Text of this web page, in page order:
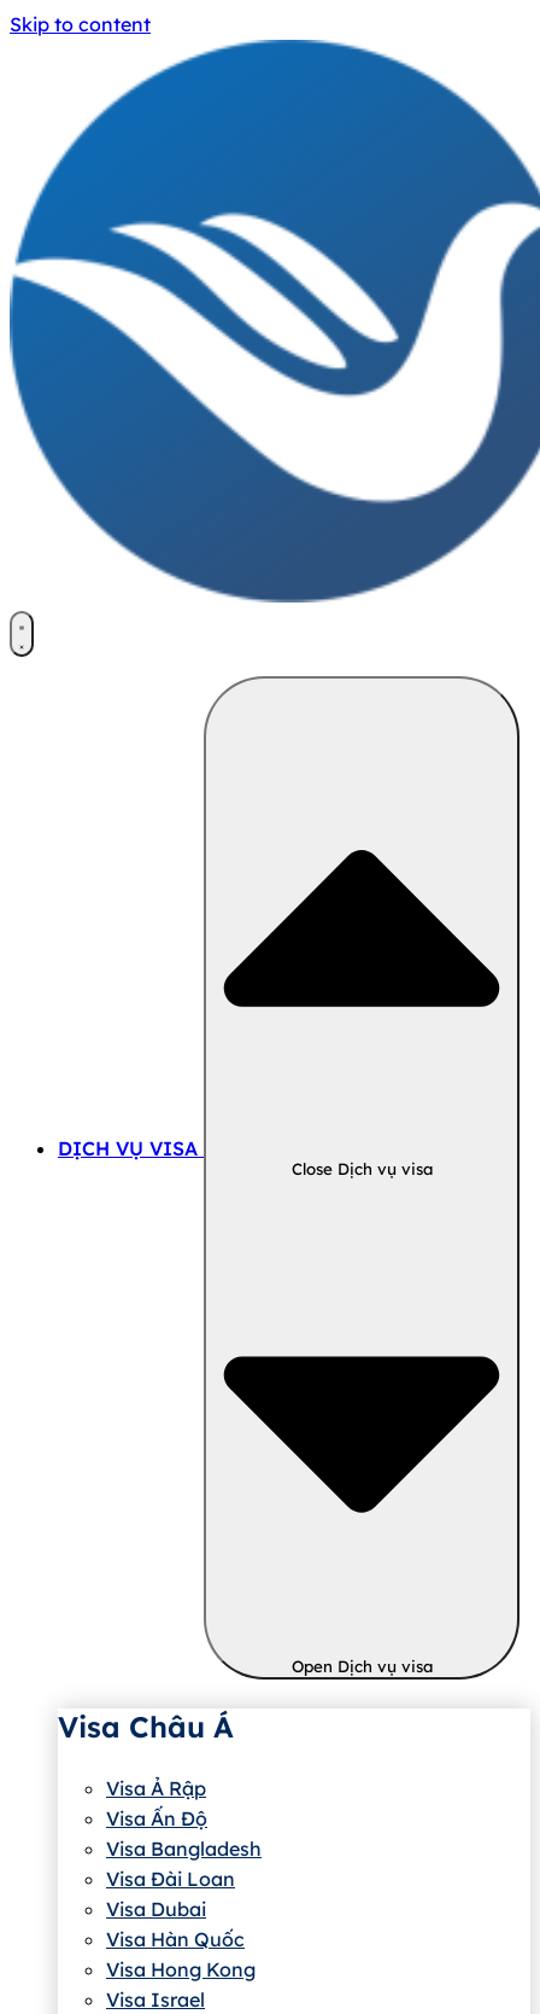
Skip to content
DỊCH VỤ VISA
Close Dịch vụ visa
Open Dịch vụ visa
Visa Châu Á
Visa Ả Rập
Visa Ấn Độ
Visa Bangladesh
Visa Đài Loan
Visa Dubai
Visa Hàn Quốc
Visa Hong Kong
Visa Israel